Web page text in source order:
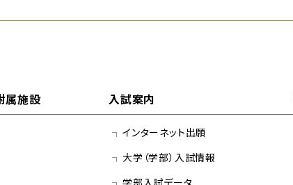
属施設 入試案内
インターネット出願
大学（学部）入試情報
学部入試データ